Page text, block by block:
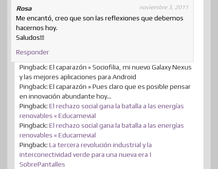
Rosa noviembre 3, 2011
Me encantó, creo que son las reflexiones que debemos
hacernos hoy.
Saludos!!!
Responder
Pingback: El caparazón » Sociofilia, mi nuevo Galaxy Nexus
y las mejores aplicaciones para Android
Pingback: El caparazón » Pues claro que es posible pensar
en innovación abundante hoy…
Pingback: El rechazo social gana la batalla a las energías
renovables « Educamevial
Pingback: El rechazo social gana la batalla a las energías
renovables « Educamevial
Pingback: La tercera revolución industrial y la
interconectividad verde para una nueva era |
SobrePantalles